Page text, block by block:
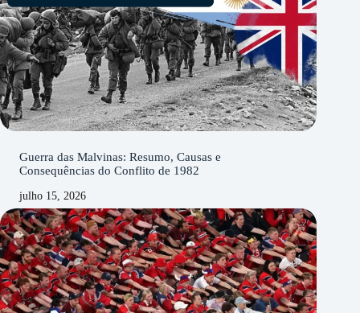
Guerra das Malvinas: Resumo, Causas e
Consequências do Conflito de 1982
julho 15, 2026